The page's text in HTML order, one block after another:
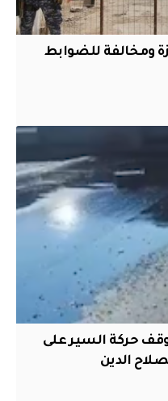
مُجازة ومخالفة للضوابط
حركة السير على
الدين